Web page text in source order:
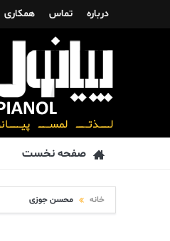
درباره تماس همکاری
صفحه نخست
خانه محسن جوزی